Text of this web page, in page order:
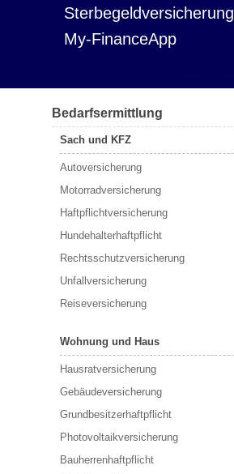
Sterbegeldversicherung
My-FinanceApp
Bedarfsermittlung
Sach und KFZ
Autoversicherung
Motorradversicherung
Haftpflichtversicherung
Hundehalterhaftpflicht
Rechtsschutzversicherung
Unfallversicherung
Reiseversicherung
Wohnung und Haus
Hausratversicherung
Gebäudeversicherung
Grundbesitzerhaftpflicht
Photovoltaikversicherung
Bauherrenhaftpflicht